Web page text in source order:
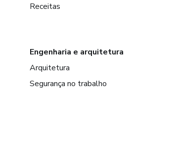
Receitas
Engenharia e arquitetura
Arquitetura
Segurança no trabalho